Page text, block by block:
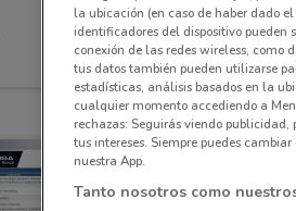
la ubicación (en caso de haber dado
identificadores del dispositivo pueden
conexión de las redes wireless, como
tus datos también pueden utilizarse
estadísticas, análisis basados en la
cualquier momento accediendo a
rechazas: Seguirás viendo publicidad,
tus intereses. Siempre puedes
nuestra App.
Tanto nosotros como